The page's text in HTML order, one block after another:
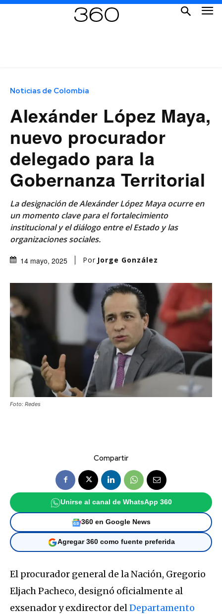
Noticias de Colombia
Alexánder López Maya,
nuevo procurador
delegado para la
Gobernanza Territorial
La designación de Alexánder López Maya ocurre en
un momento clave para el fortalecimiento
institucional y el diálogo entre el Estado y las
organizaciones sociales.
14 mayo, 2025 Por Jorge González
Foto: Redes
Compartir
Unirse al canal de WhatsApp 360
360 en Google News
Agregar 360 como fuente preferida
El procurador general de la Nación, Gregorio
Eljach Pacheco, designó oficialmente al
exsenador y exdirector delDepartamento